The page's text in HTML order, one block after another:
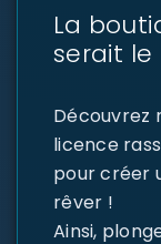
La
serait le
Découvrez
licence
pour créer
rêver !
Ainsi,